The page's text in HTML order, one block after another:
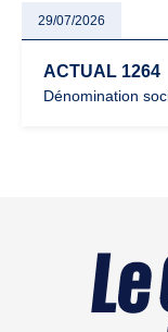
29/07/2026
ACTUAL 1264
Dénomination